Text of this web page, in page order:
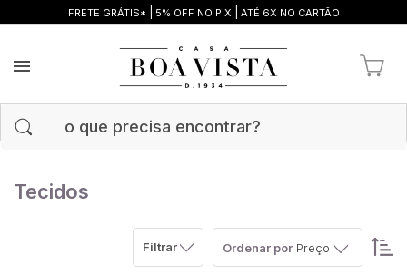
FRETE GRÁTIS* 5% OFF NO PIX ATÉ 6X NO CARTÃO
Tecidos
Filtrar Ordenar por Preço